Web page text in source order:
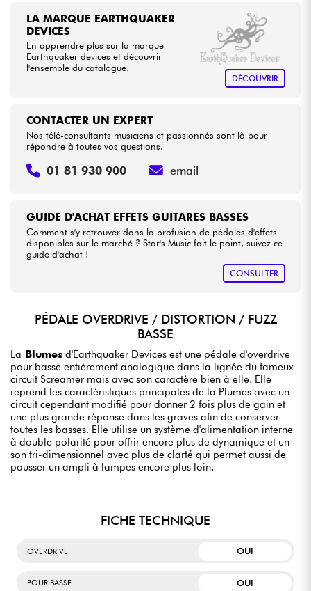
Packs
• Star BRUXELLES
• Star Music LYON
PARIS
•
LA MARQUE EARTHQUAKER
DEVICES
En apprendre plus sur la marque
Earthquaker devices et découvrir
l'ensemble du catalogue.
DÉCOUVRIR
GUIDE D'ACHAT EFFETS GUITARES BASSES
Comment s'y retrouver dans la profusion de pédales d'effets
disponibles sur le marché ? Star's Music fait le point, suivez ce
guide d'achat !
CONSULTER
CONTACTER UN EXPERT
Nos télé-consultants musiciens et passionnés sont là pour
répondre à toutes vos questions.
01 81 930 900 email
PÉDALE OVERDRIVE / DISTORTION / FUZZ
BASSE
La Blumes d'Earthquaker Devices est une pédale d'overdrive
pour basse entièrement analogique dans la lignée du fameux
circuit Screamer mais avec son caractère bien à elle. Elle
reprend les caractéristiques principales de la Plumes avec un
circuit cependant modifié pour donner 2 fois plus de gain et
une plus grande réponse dans les graves afin de conserver
toutes les basses. Elle utilise un système d'alimentation interne
à double polarité pour offrir encore plus de dynamique et un
son tri-dimensionnel avec plus de clarté qui permet aussi de
pousser un ampli à lampes encore plus loin.
FICHE TECHNIQUE
OVERDRIVE OUI
POUR BASSE OUI